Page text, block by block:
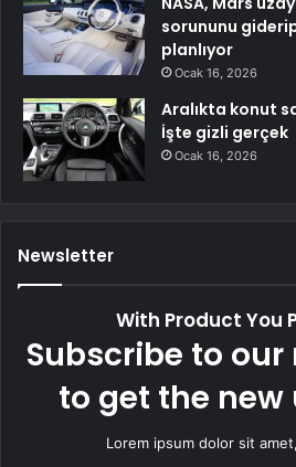
sorununu
planlıyor
Ocak 16, 2026
Aralıkta konut
İşte gizli gerçek
Ocak 16, 2026
Newsletter
With Product You
Subscribe to
to get the
Lorem ipsum dolor sit